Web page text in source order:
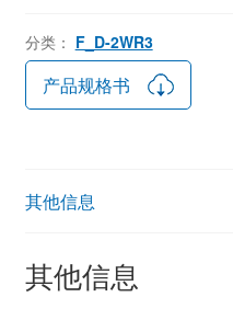
分类： F_D-2WR3
产品规格书
其他信息
其他信息